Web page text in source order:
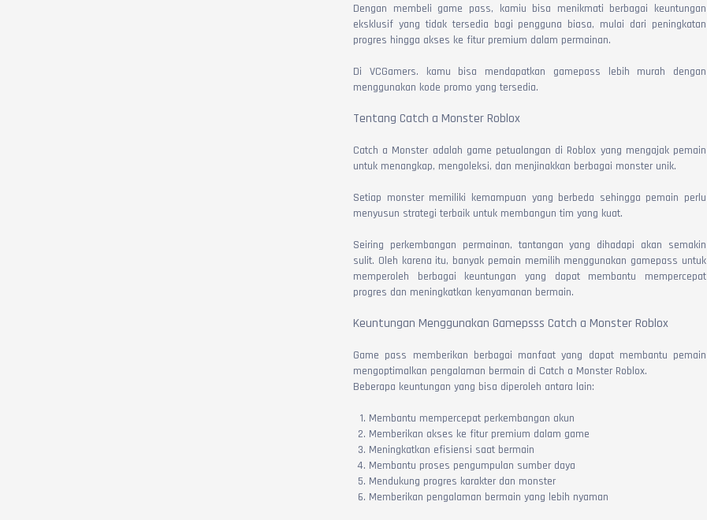
Dengan membeli game pass, kamiu bisa menikmati berbagai keuntungan
eksklusif yang tidak tersedia bagi pengguna biasa, mulai dari peningkatan
progres hingga akses ke fitur premium dalam permainan.
Di VCGamers. kamu bisa mendapatkan gamepass lebih murah dengan
menggunakan kode promo yang tersedia.
Tentang Catch a Monster Roblox
Catch a Monster adalah game petualangan di Roblox yang mengajak pemain
untuk menangkap, mengoleksi, dan menjinakkan berbagai monster unik.
Setiap monster memiliki kemampuan yang berbeda sehingga pemain perlu
menyusun strategi terbaik untuk membangun tim yang kuat.
Seiring perkembangan permainan, tantangan yang dihadapi akan semakin
sulit. Oleh karena itu, banyak pemain memilih menggunakan gamepass untuk
memperoleh berbagai keuntungan yang dapat membantu mempercepat
progres dan meningkatkan kenyamanan bermain.
Keuntungan Menggunakan Gamepsss Catch a Monster Roblox
Game pass memberikan berbagai manfaat yang dapat membantu pemain
mengoptimalkan pengalaman bermain di Catch a Monster Roblox.
Beberapa keuntungan yang bisa diperoleh antara lain:
Membantu mempercepat perkembangan akun
Memberikan akses ke fitur premium dalam game
Meningkatkan efisiensi saat bermain
Membantu proses pengumpulan sumber daya
Mendukung progres karakter dan monster
Memberikan pengalaman bermain yang lebih nyaman